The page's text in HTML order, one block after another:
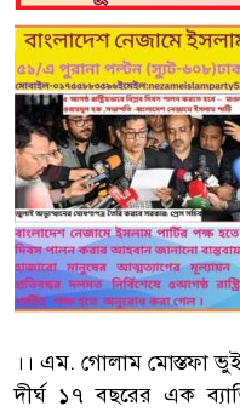
।। এম. গোলাম মোস্তফা
দীর্ঘ ১৭ বছরের এক